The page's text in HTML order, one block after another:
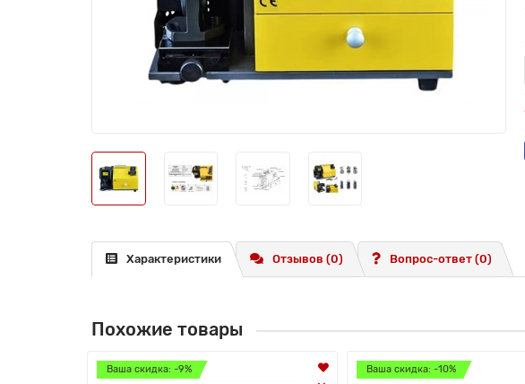
Характеристики Отзывов (0) Вопрос-ответ (0)
Похожие товары
Ваша скидка: -9% Ваша скидка: -10%